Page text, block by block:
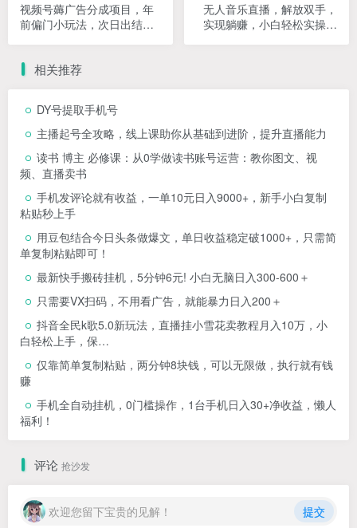
视频号薅广告分成项目，年
前偏门小玩法，次日出结
无人音乐直播，解放双手，
实现躺赚，小白轻松实操，
相关推荐
DY号提取手机号
主播起号全攻略，线上课助你从基础到进阶，提升直播能力
读书 博主 必修课：从0学做读书账号运营：教你图文、视
频、直播卖书
手机发评论就有收益，一单10元日入9000+，新手小白复制
粘贴秒上手
用豆包结合今日头条做爆文，单日收益稳定破1000+，只需简
单复制粘贴即可！
最新快手搬砖挂机，5分钟6元! 小白无脑日入300-600＋
只需要VX扫码，不用看广告，就能暴力日入200＋
抖音全民k歌5.0新玩法，直播挂小雪花卖教程月入10万，小
白轻松上手，保…
仅靠简单复制粘贴，两分钟8块钱，可以无限做，执行就有钱
赚
手机全自动挂机，0门槛操作，1台手机日入30+净收益，懒人
福利！
评论 抢沙发
欢迎您留下宝贵的见解！ 提交